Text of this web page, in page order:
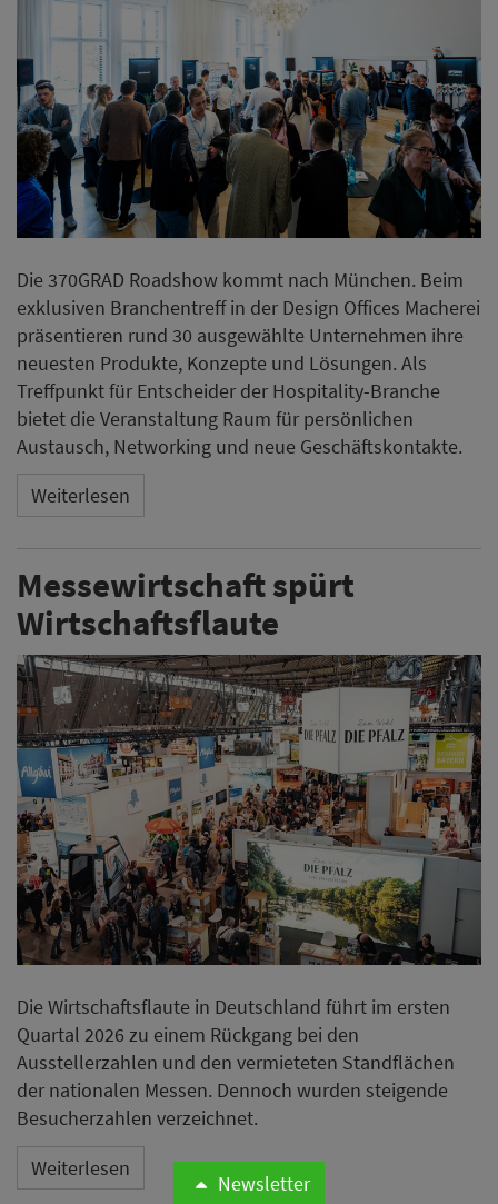
Die 370GRAD Roadshow kommt nach München. Beim
exklusiven Branchentreff in der Design Offices Macherei
präsentieren rund 30 ausgewählte Unternehmen ihre
neuesten Produkte, Konzepte und Lösungen. Als
Treffpunkt für Entscheider der Hospitality-Branche
bietet die Veranstaltung Raum für persönlichen
Austausch, Networking und neue Geschäftskontakte.
Weiterlesen
Messewirtschaft spürt
Wirtschaftsflaute
Die Wirtschaftsflaute in Deutschland führt im ersten
Quartal 2026 zu einem Rückgang bei den
Ausstellerzahlen und den vermieteten Standflächen
der nationalen Messen. Dennoch wurden steigende
Besucherzahlen verzeichnet.
Weiterlesen
Newsletter